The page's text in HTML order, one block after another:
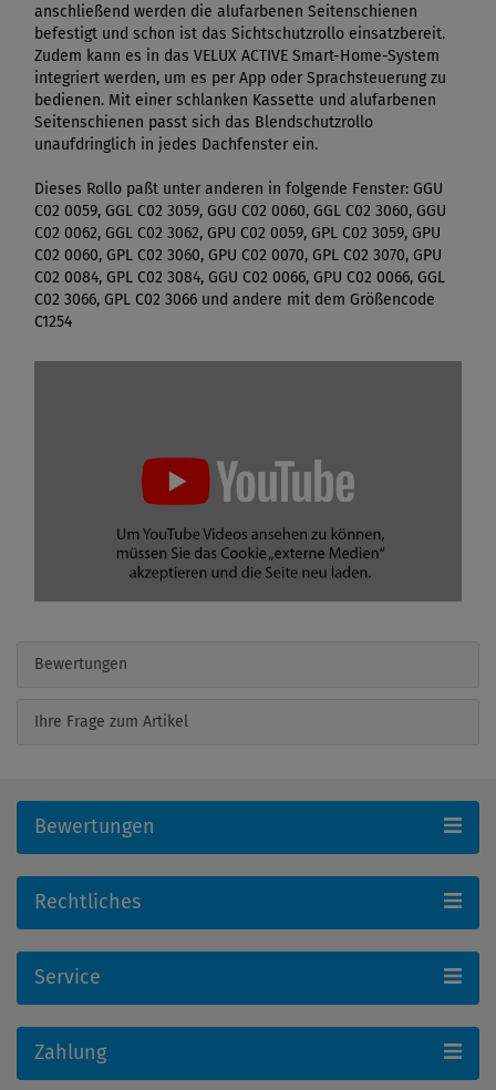
anschließend werden die alufarbenen Seitenschienen
befestigt und schon ist das Sichtschutzrollo einsatzbereit.
Zudem kann es in das VELUX ACTIVE Smart-Home-System
integriert werden, um es per App oder Sprachsteuerung zu
bedienen. Mit einer schlanken Kassette und alufarbenen
Seitenschienen passt sich das Blendschutzrollo
unaufdringlich in jedes Dachfenster ein.
Dieses Rollo paßt unter anderen in folgende Fenster: GGU
C02 0059, GGL C02 3059, GGU C02 0060, GGL C02 3060, GGU
C02 0062, GGL C02 3062, GPU C02 0059, GPL C02 3059, GPU
C02 0060, GPL C02 3060, GPU C02 0070, GPL C02 3070, GPU
C02 0084, GPL C02 3084, GGU C02 0066, GPU C02 0066, GGL
C02 3066, GPL C02 3066 und andere mit dem Größencode
C1254
Bewertungen
Ihre Frage zum Artikel
Bewertungen
Rechtliches
Service
Zahlung